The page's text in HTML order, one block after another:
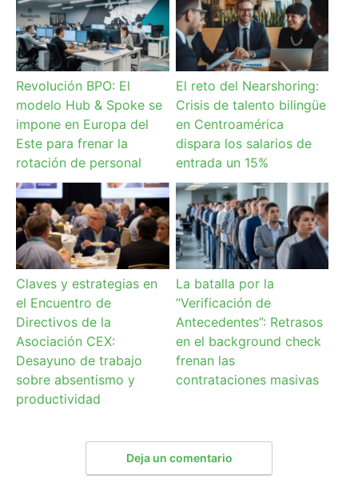
Revolución BPO: El
modelo Hub & Spoke se
impone en Europa del
Este para frenar la
rotación de personal
El reto del Nearshoring:
Crisis de talento bilingüe
en Centroamérica
dispara los salarios de
entrada un 15%
Claves y estrategias en
el Encuentro de
Directivos de la
Asociación CEX:
Desayuno de trabajo
sobre absentismo y
productividad
La batalla por la
“Verificación de
Antecedentes”: Retrasos
en el background check
frenan las
contrataciones masivas
Deja un comentario